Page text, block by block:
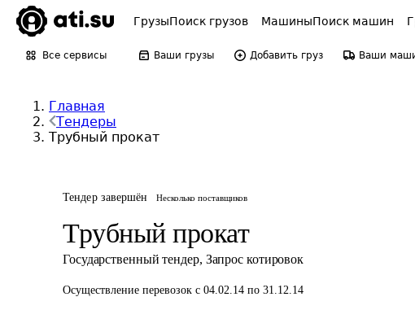
ГрузыПоиск грузов МашиныПоиск машин
Все сервисы Ваши грузы Добавить груз Ваши
Главная
Тендеры
Трубный прокат
Тендер завершён Несколько поставщиков
Трубный прокат
Государственный тендер, Запрос котировок
Осуществление перевозок с 04.02.14 по 31.12.14